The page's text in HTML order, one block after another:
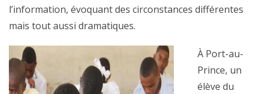
l’information, évoquant des circonstances différentes
mais tout aussi dramatiques.
À Port-au-
Prince, un
élève du